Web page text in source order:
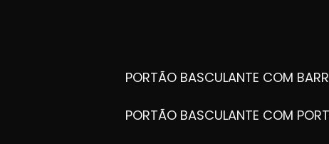
PORTÃO BASCULANTE COM
PORTÃO BASCULANTE COM